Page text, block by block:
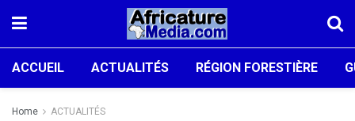
ACCUEIL ACTUALITÉS RÉGION FORESTIÈRE
Home ACTUALITÉS